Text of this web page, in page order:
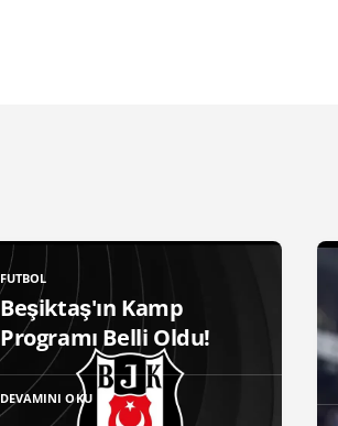
FUTBOL
Beşiktaş'ın Kamp
Programı Belli Oldu!
DEVAMINI OKU